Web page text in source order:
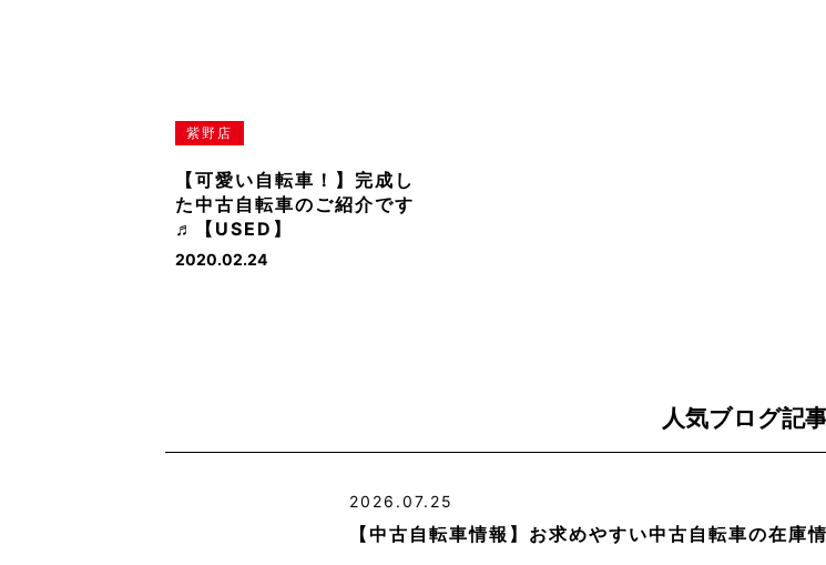
紫野店
【可愛い自転車！】完成し
た中古自転車のご紹介です
♬【USED】
2020.02.24
人気ブログ記
2026.07.25
【中古自転車情報】お求めやすい中古自転車の在庫